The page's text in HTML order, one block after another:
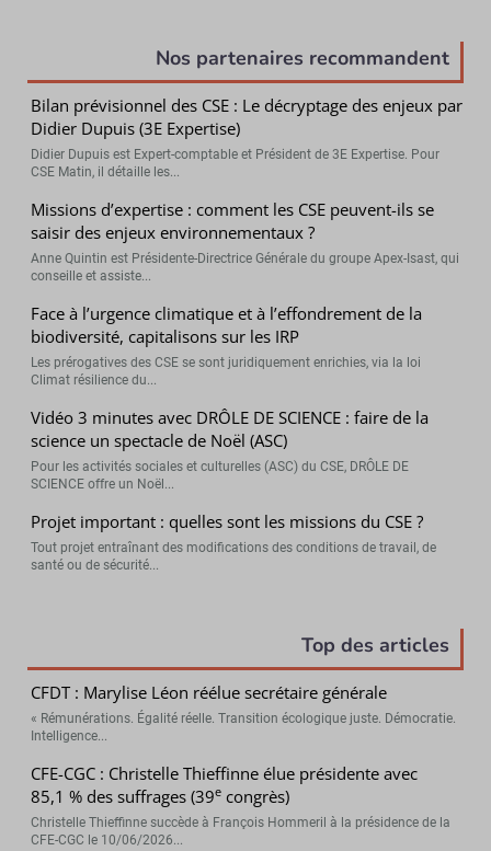
Nos partenaires recommandent
Bilan prévisionnel des CSE : Le décryptage des enjeux par
Didier Dupuis (3E Expertise)
Didier Dupuis est Expert-comptable et Président de 3E Expertise. Pour
CSE Matin, il détaille les...
Missions d’expertise : comment les CSE peuvent-ils se
saisir des enjeux environnementaux ?
Anne Quintin est Présidente-Directrice Générale du groupe Apex-Isast, qui
conseille et assiste...
Face à l’urgence climatique et à l’effondrement de la
biodiversité, capitalisons sur les IRP
Les prérogatives des CSE se sont juridiquement enrichies, via la loi
Climat résilience du...
Vidéo 3 minutes avec DRÔLE DE SCIENCE : faire de la
science un spectacle de Noël (ASC)
Pour les activités sociales et culturelles (ASC) du CSE, DRÔLE DE
SCIENCE offre un Noël...
Projet important : quelles sont les missions du CSE ?
Tout projet entraînant des modifications des conditions de travail, de
santé ou de sécurité...
Top des articles
CFDT : Marylise Léon réélue secrétaire générale
« Rémunérations. Égalité réelle. Transition écologique juste. Démocratie.
Intelligence...
CFE-CGC : Christelle Thieffinne élue présidente avec
85,1 % des suffrages (39e congrès)
Christelle Thieffinne succède à François Hommeril à la présidence de la
CFE-CGC le 10/06/2026...